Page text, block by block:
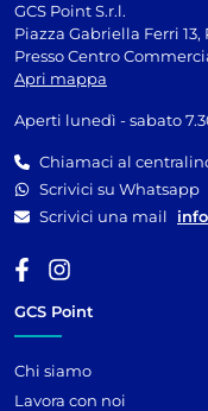
GCS Point S.r.l.
Piazza Gabriella Ferri 13,
Presso Centro
Apri mappa
Aperti lunedì - sabato
Chiamaci al
Scrivici su Whatsapp
Scrivici una mail
GCS Point
Chi siamo
Lavora con noi